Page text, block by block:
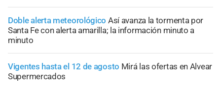
Doble alerta meteorológico Así avanza la tormenta por
Santa Fe con alerta amarilla; la información minuto a
minuto
Vigentes hasta el 12 de agosto Mirá las ofertas en Alvear
Supermercados